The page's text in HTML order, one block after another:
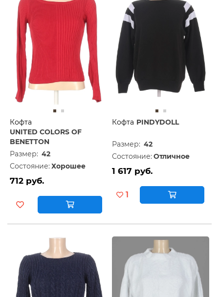
Кофта
UNITED COLORS OF
BENETTON
Размер: 42
Состояние: Хорошее
712 руб.
Кофта PINDYDOLL
Размер: 42
Состояние: Отличное
1 617 руб.
1